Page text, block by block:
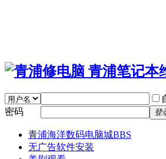
密码
登
青浦海洋数码电脑城BBS
无广告软件安装